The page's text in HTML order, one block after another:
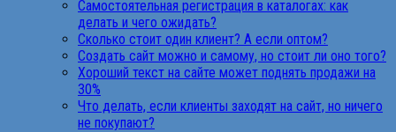
Самостоятельная регистрация в каталогах: как
делать и чего ожидать?
Сколько стоит один клиент? А если оптом?
Создать сайт можно и самому, но стоит ли оно того?
Хороший текст на сайте может поднять продажи на
30%
Что делать, если клиенты заходят на сайт, но ничего
не покупают?